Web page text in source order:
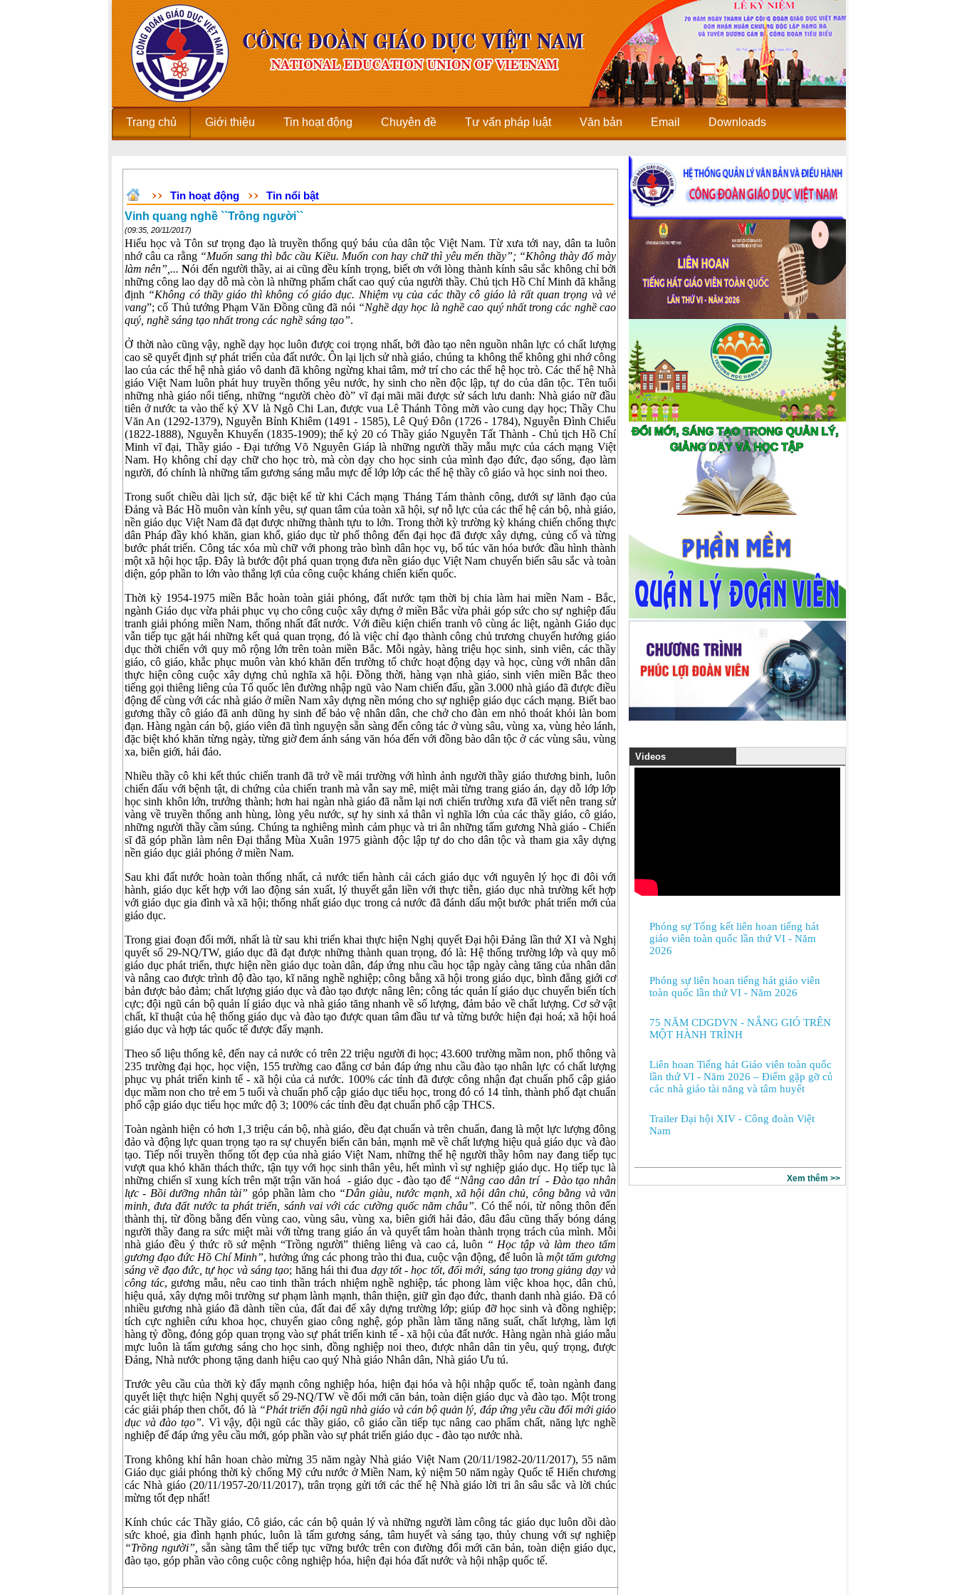
Trang chủ Giới thiệu Tin hoạt động Chuyên đề Tư vấn pháp luật Văn bản Email Downloads
Tin hoạt động
Tin nổi bật
Vinh quang nghề ``Trồng người``
(09:35, 20/11/2017)
Hiếu học và Tôn sư trọng đạo là truyền thống quý báu của dân tộc Việt Nam. Từ xưa tới nay, dân ta luôn
nhớ câu ca rằng “Muốn sang thì bắc cầu Kiều. Muốn con hay chữ thì yêu mến thầy”; “Không thày đố mày
làm nên”,... Nói đến người thầy, ai ai cũng đều kính trọng, biết ơn với lòng thành kính sâu sắc không chỉ bởi
những công lao dạy dỗ mà còn là những phẩm chất cao quý của người thầy. Chủ tịch Hồ Chí Minh đã khẳng
định “Không có thầy giáo thì không có giáo dục. Nhiệm vụ của các thầy cô giáo là rất quan trọng và vẻ
vang”; cố Thủ tướng Phạm Văn Đồng cũng đã nói “Nghề dạy học là nghề cao quý nhất trong các nghề cao
quý, nghề sáng tạo nhất trong các nghề sáng tạo”.
Ở thời nào cũng vậy, nghề dạy học luôn được coi trọng nhất, bởi đào tạo nên nguồn nhân lực có chất lượng
cao sẽ quyết định sự phát triển của đất nước. Ôn lại lịch sử nhà giáo, chúng ta không thể không ghi nhớ công
lao của các thế hệ nhà giáo vô danh đã không ngừng khai tâm, mở trí cho các thế hệ học trò. Các thế hệ Nhà
giáo Việt Nam luôn phát huy truyền thống yêu nước, hy sinh cho nền độc lập, tự do của dân tộc. Tên tuổi
những nhà giáo nổi tiếng, những “người chèo đò” vĩ đại mãi mãi được sử sách lưu danh: Nhà giáo nữ đầu
tiên ở nước ta vào thế kỷ XV là Ngô Chi Lan, được vua Lê Thánh Tông mời vào cung dạy học; Thầy Chu
Văn An (1292-1379), Nguyễn Bỉnh Khiêm (1491 - 1585), Lê Quý Đôn (1726 - 1784), Nguyễn Đình Chiểu
(1822-1888), Nguyễn Khuyến (1835-1909); thế kỷ 20 có Thầy giáo Nguyễn Tất Thành - Chủ tịch Hồ Chí
Minh vĩ đại, Thầy giáo - Đại tướng Võ Nguyên Giáp là những người thầy mẫu mực của cách mạng Việt
Nam. Họ không chỉ dạy chữ cho học trò, mà còn dạy cho học sinh của mình đạo đức, đạo sống, đạo làm
người, đó chính là những tấm gương sáng mẫu mực để lớp lớp các thế hệ thầy cô giáo và học sinh noi theo.
Trong suốt chiều dài lịch sử, đặc biệt kể từ khi Cách mạng Tháng Tám thành công, dưới sự lãnh đạo của
Đảng và Bác Hồ muôn vàn kính yêu, sự quan tâm của toàn xã hội, sự nỗ lực của các thế hệ cán bộ, nhà giáo,
nền giáo dục Việt Nam đã đạt được những thành tựu to lớn. Trong thời kỳ trường kỳ kháng chiến chống thực
dân Pháp đầy khó khăn, gian khổ, giáo dục từ phổ thông đến đại học đã được xây dựng, củng cố và từng
bước phát triển. Công tác xóa mù chữ với phong trào bình dân học vụ, bổ túc văn hóa bước đầu hình thành
một xã hội học tập. Đây là bước đột phá quan trọng đưa nền giáo dục Việt Nam chuyển biến sâu sắc và toàn
diện, góp phần to lớn vào thắng lợi của công cuộc kháng chiến kiến quốc.
Thời kỳ 1954-1975 miền Bắc hoàn toàn giải phóng, đất nước tạm thời bị chia làm hai miền Nam - Bắc,
ngành Giáo dục vừa phải phục vụ cho công cuộc xây dựng ở miền Bắc vừa phải góp sức cho sự nghiệp đấu
tranh giải phóng miền Nam, thống nhất đất nước. Với điều kiện chiến tranh vô cùng ác liệt, ngành Giáo dục
vẫn tiếp tục gặt hái những kết quả quan trọng, đó là việc chỉ đạo thành công chủ trương chuyển hướng giáo
dục thời chiến với quy mô rộng lớn trên toàn miền Bắc. Mỗi ngày, hàng triệu học sinh, sinh viên, các thầy
giáo, cô giáo, khắc phục muôn vàn khó khăn đến trường tổ chức hoạt động dạy và học, cùng với nhân dân
thực hiện công cuộc xây dựng chủ nghĩa xã hội. Đồng thời, hàng vạn nhà giáo, sinh viên miền Bắc theo
tiếng gọi thiêng liêng của Tổ quốc lên đường nhập ngũ vào Nam chiến đấu, gần 3.000 nhà giáo đã được điều
động để cùng với các nhà giáo ở miền Nam xây dựng nền móng cho sự nghiệp giáo dục cách mạng. Biết bao
gương thầy cô giáo đã anh dũng hy sinh để bảo vệ nhân dân, che chở cho đàn em nhỏ thoát khỏi làn bom
đạn. Hàng ngàn cán bộ, giáo viên đã tình nguyện sẵn sàng đến công tác ở vùng sâu, vùng xa, vùng hẻo lánh,
đặc biệt khó khăn từng ngày, từng giờ đem ánh sáng văn hóa đến với đồng bào dân tộc ở các vùng sâu, vùng
xa, biên giới, hải đảo.
Nhiều thầy cô khi kết thúc chiến tranh đã trở về mái trường với hình ảnh người thầy giáo thương binh, luôn
chiến đấu với bệnh tật, di chứng của chiến tranh mà vẫn say mê, miệt mài từng trang giáo án, dạy dỗ lớp lớp
học sinh khôn lớn, trưởng thành; hơn hai ngàn nhà giáo đã nằm lại nơi chiến trường xưa đã viết nên trang sử
vàng về truyền thống anh hùng, lòng yêu nước, sự hy sinh xả thân vì nghĩa lớn của các thầy giáo, cô giáo,
những người thầy cầm súng. Chúng ta nghiêng mình cảm phục và tri ân những tấm gương Nhà giáo - Chiến
sĩ đã góp phần làm nên Đại thắng Mùa Xuân 1975 giành độc lập tự do cho dân tộc và tham gia xây dựng
nền giáo dục giải phóng ở miền Nam.
Sau khi đất nước hoàn toàn thống nhất, cả nước tiến hành cải cách giáo dục với nguyên lý học đi đôi với
hành, giáo dục kết hợp với lao động sản xuất, lý thuyết gắn liền với thực tiễn, giáo dục nhà trường kết hợp
với giáo dục gia đình và xã hội; thống nhất giáo dục trong cả nước đã đánh dấu một bước phát triển mới của
giáo dục.
Trong giai đoạn đổi mới, nhất là từ sau khi triển khai thực hiện Nghị quyết Đại hội Đảng lần thứ XI và Nghị
quyết số 29-NQ/TW, giáo dục đã đạt được những thành quan trọng, đó là: Hệ thống trường lớp và quy mô
giáo dục phát triển, thực hiện nền giáo dục toàn dân, đáp ứng nhu cầu học tập ngày càng tăng của nhân dân
và nâng cao được trình độ đào tạo, kĩ năng nghề nghiệp; công bằng xã hội trong giáo dục, bình đẳng giới cơ
bản được bảo đảm; chất lượng giáo dục và đào tạo được nâng lên; công tác quản lí giáo dục chuyển biến tích
cực; đội ngũ cán bộ quản lí giáo dục và nhà giáo tăng nhanh về số lượng, đảm bảo về chất lượng. Cơ sở vật
chất, kĩ thuật của hệ thống giáo dục và đào tạo được quan tâm đầu tư và từng bước hiện đại hoá; xã hội hoá
giáo dục và hợp tác quốc tế được đẩy mạnh.
Theo số liệu thống kê, đến nay cả nước có trên 22 triệu người đi học; 43.600 trường mầm non, phổ thông và
235 trường đại học, học viện, 155 trường cao đẳng cơ bản đáp ứng nhu cầu đào tạo nhân lực có chất lượng
phục vụ phát triển kinh tế - xã hội của cả nước. 100% các tỉnh đã được công nhận đạt chuẩn phổ cập giáo
dục mầm non cho trẻ em 5 tuổi và chuẩn phổ cập giáo dục tiểu học, trong đó có 14 tỉnh, thành phố đạt chuẩn
phổ cập giáo dục tiểu học mức độ 3; 100% các tỉnh đều đạt chuẩn phổ cập THCS.
Toàn ngành hiện có hơn 1,3 triệu cán bộ, nhà giáo, đều đạt chuẩn và trên chuẩn, đang là một lực lượng đông
đảo và động lực quan trọng tạo ra sự chuyển biến căn bản, mạnh mẽ về chất lượng hiệu quả giáo dục và đào
tạo. Tiếp nối truyền thống tốt đẹp của nhà giáo Việt Nam, những thế hệ người thầy hôm nay đang tiếp tục
vượt qua khó khăn thách thức, tận tụy với học sinh thân yêu, hết mình vì sự nghiệp giáo dục. Họ tiếp tục là
những chiến sĩ xung kích trên mặt trận văn hoá - giáo dục - đào tạo để “Nâng cao dân trí - Đào tạo nhân
lực - Bồi dưỡng nhân tài” góp phần làm cho “Dân giàu, nước mạnh, xã hội dân chủ, công bằng và văn
minh, đưa đất nước ta phát triển, sánh vai với các cường quốc năm châu”. Có thể nói, từ nông thôn đến
thành thị, từ đồng bằng đến vùng cao, vùng sâu, vùng xa, biên giới hải đảo, đâu đâu cũng thấy bóng dáng
người thầy đang ra sức miệt mài với từng trang giáo án và quyết tâm hoàn thành trọng trách của mình. Mỗi
nhà giáo đều ý thức rõ sứ mệnh “Trồng người” thiêng liêng và cao cả, luôn “ Học tập và làm theo tấm
gương đạo đức Hồ Chí Minh”, hưởng ứng các phong trào thi đua, cuộc vận động, để luôn là một tấm gương
sáng về đạo đức, tự học và sáng tạo; hăng hái thi đua dạy tốt - học tốt,đổi mới, sáng tạo trong giảng dạy và
công tác, gương mẫu, nêu cao tinh thần trách nhiệm nghề nghiệp, tác phong làm việc khoa học, dân chủ,
hiệu quả, xây dựng môi trường sư phạm lành mạnh, thân thiện, giữ gìn đạo đức, thanh danh nhà giáo. Đã có
nhiều gương nhà giáo đã dành tiền của, đất đai để xây dựng trường lớp; giúp đỡ học sinh và đồng nghiệp;
tích cực nghiên cứu khoa học, chuyển giao công nghệ, góp phần làm tăng năng suất, chất lượng, làm lợi
hàng tỷ đồng, đóng góp quan trọng vào sự phát triển kinh tế - xã hội của đất nước. Hàng ngàn nhà giáo mẫu
mực luôn là tấm gương sáng cho học sinh, đồng nghiệp noi theo, được nhân dân tin yêu, quý trọng, được
Đảng, Nhà nước phong tặng danh hiệu cao quý Nhà giáo Nhân dân, Nhà giáo Ưu tú.
Trước yêu cầu của thời kỳ đẩy mạnh công nghiệp hóa, hiện đại hóa và hội nhập quốc tế, toàn ngành đang
quyết liệt thực hiện Nghị quyết số 29-NQ/TW về đổi mới căn bản, toàn diện giáo dục và đào tạo. Một trong
các giải pháp then chốt, đó là “Phát triển đội ngũ nhà giáo và cán bộ quản lý, đáp ứng yêu cầu đổi mới giáo
dục và đào tạo”. Vì vậy, đội ngũ các thầy giáo, cô giáo cần tiếp tục nâng cao phẩm chất, năng lực nghề
nghiệp để đáp ứng yêu cầu mới, góp phần vào sự phát triển giáo dục - đào tạo nước nhà.
Trong không khí hân hoan chào mừng 35 năm ngày Nhà giáo Việt Nam (20/11/1982-20/11/2017), 55 năm
Giáo dục giải phóng thời kỳ chống Mỹ cứu nước ở Miền Nam, kỷ niệm 50 năm ngày Quốc tế Hiến chương
các Nhà giáo (20/11/1957-20/11/2017), trân trọng gửi tới các thế hệ Nhà giáo lời tri ân sâu sắc và lời chúc
mừng tốt đẹp nhất!
Kính chúc các Thầy giáo, Cô giáo, các cán bộ quản lý và những người làm công tác giáo dục luôn dồi dào
sức khoẻ, gia đình hạnh phúc, luôn là tấm gương sáng, tâm huyết và sáng tạo, thủy chung với sự nghiệp
“Trồng người”, sẵn sàng tâm thế tiếp tục vững bước trên con đường đổi mới căn bản, toàn diện giáo dục,
đào tạo, góp phần vào công cuộc công nghiệp hóa, hiện đại hóa đất nước và hội nhập quốc tế.
Videos
Phóng sự Tổng kết liên hoan tiếng hát
giáo viên toàn quốc lần thứ VI - Năm
2026
Phóng sự liên hoan tiếng hát giáo viên
toàn quốc lần thứ VI - Năm 2026
75 NĂM CDGDVN - NẮNG GIÓ TRÊN
MỘT HÀNH TRÌNH
Liên hoan Tiếng hát Giáo viên toàn quốc
lần thứ VI - Năm 2026 – Điểm gặp gỡ của
các nhà giáo tài năng và tâm huyết
Trailer Đại hội XIV - Công đoàn Việt
Nam
Xem thêm >>